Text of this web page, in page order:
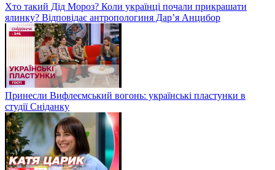
Хто такий Дід Мороз? Коли українці почали прикрашати
ялинку? Відповідає антропологиня Дарʼя Анцибор
Принесли Вифлеємський вогонь: українські пластунки в
студії Сніданку